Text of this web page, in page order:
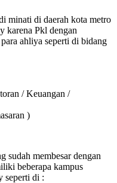
minati di daerah kota metro
karena Pkl dengan
ahliya seperti di bidang
/ Keuangan /
)
sudah membesar dengan
beberapa kampus
seperti di :